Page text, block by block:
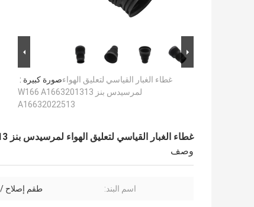
صورة كبيرة :غطاء الغبار القياسي لتعليق الهواء
لمرسيدس بنز W166 A1663201313
A16632022513
غطاء الغبار القياسي لتعليق الهواء لمرسيدس بنز W166 A1663201313 A16632022513
وصف
اسم البند: طقم إصلاح /